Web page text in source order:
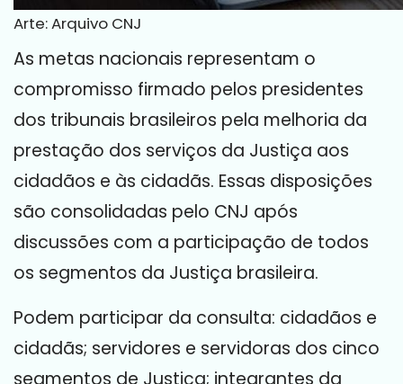
Arte: Arquivo CNJ
As metas nacionais representam o
compromisso firmado pelos presidentes
dos tribunais brasileiros pela melhoria da
prestação dos serviços da Justiça aos
cidadãos e às cidadãs. Essas disposições
são consolidadas pelo CNJ após
discussões com a participação de todos
os segmentos da Justiça brasileira.
Podem participar da consulta: cidadãos e
cidadãs; servidores e servidoras dos cinco
segmentos de Justiça; integrantes da